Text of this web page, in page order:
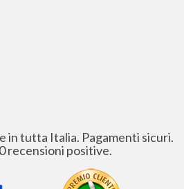
in tutta Italia. Pagamenti sicuri.
recensioni positive.